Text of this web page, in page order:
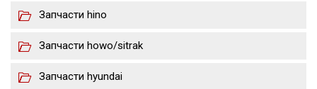
Запчасти hino
Запчасти howo/sitrak
Запчасти hyundai